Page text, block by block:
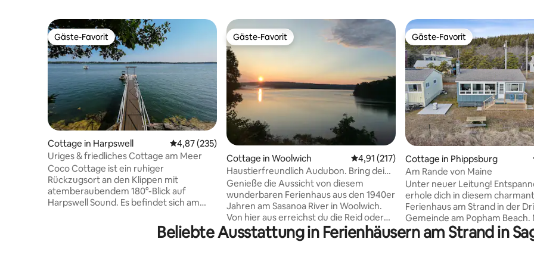
Gäste-Favorit
Gäste-Favorit
Cottage in Harpswell Durchschnittliche Bewertung: 4,87 von 5, 235 Bewertungen
4,87 (235)
Uriges & friedliches Cottage am Meer
Coco Cottage ist ein ruhiger
Rückzugsort an den Klippen mit
atemberaubendem 180°-Blick auf
Harpswell Sound. Es befindet sich am
für einen Designerurlaub oder einen
Familienurlaub. Drei Schlafzimmer – zwei
Gäste-Favorit
Gäste-Favorit
Cottage in Woolwich Durchschnittliche Bewertung: 4,91 von 5,
4,91 (217)
Haustierfreundlich Audubon. Bring deine
Angelausrüstung mit!
Genieße die Aussicht von diesem
wunderbaren Ferienhaus aus den 1940er
Jahren am Sasanoa River in Woolwich.
Von hier aus erreichst du die Reid oder
Popham Beach State Parks mit
Leichtigkeit. Besuche das Maine
Gäste-Favorit
Gäste-Favorit
Cottage in Phippsburg
Am Rande von Maine
Unter neuer Leitung!
erhole dich in diesem
Ferienhaus am Strand in der
Gemeinde am Popham Beach.
wenige Schritte vom Sand
bietet dieser gemütliche
Beliebte Ausstattung in Ferienhäusern am Strand in